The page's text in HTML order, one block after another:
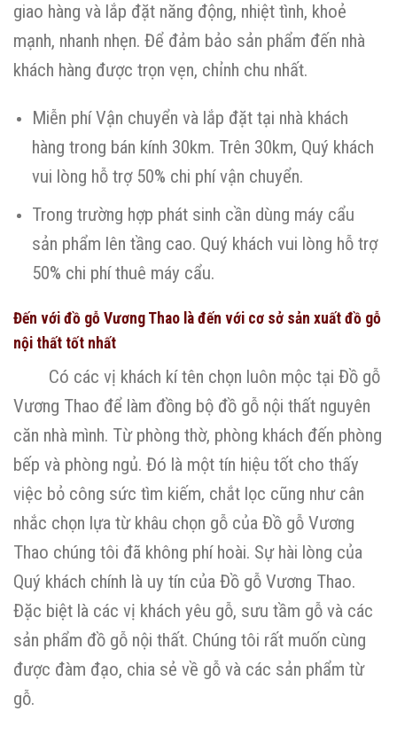
giao hàng và lắp đặt năng động, nhiệt tình, khoẻ
mạnh, nhanh nhẹn. Để đảm bảo sản phẩm đến nhà
khách hàng được trọn vẹn, chỉnh chu nhất.
Miễn phí Vận chuyển và lắp đặt tại nhà khách
hàng trong bán kính 30km. Trên 30km, Quý khách
vui lòng hỗ trợ 50% chi phí vận chuyển.
Trong trường hợp phát sinh cần dùng máy cẩu
sản phẩm lên tầng cao. Quý khách vui lòng hỗ trợ
50% chi phí thuê máy cẩu.
Đến với đồ gỗ Vương Thao là đến với cơ sở sản xuất đồ gỗ
nội thất tốt nhất
Có các vị khách kí tên chọn luôn mộc tại Đồ gỗ
Vương Thao để làm đồng bộ đồ gỗ nội thất nguyên
căn nhà mình. Từ phòng thờ, phòng khách đến phòng
bếp và phòng ngủ. Đó là một tín hiệu tốt cho thấy
việc bỏ công sức tìm kiếm, chắt lọc cũng như cân
nhắc chọn lựa từ khâu chọn gỗ của Đồ gỗ Vương
Thao chúng tôi đã không phí hoài. Sự hài lòng của
Quý khách chính là uy tín của Đồ gỗ Vương Thao.
Đặc biệt là các vị khách yêu gỗ, sưu tầm gỗ và các
sản phẩm đồ gỗ nội thất. Chúng tôi rất muốn cùng
được đàm đạo, chia sẻ về gỗ và các sản phẩm từ
gỗ.